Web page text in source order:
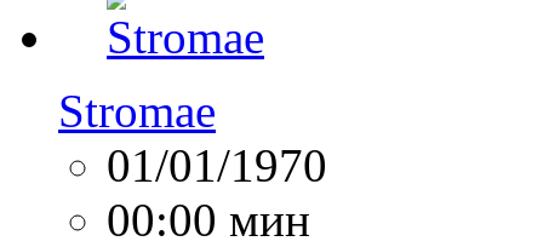
Stromae
01/01/1970
00:00 мин